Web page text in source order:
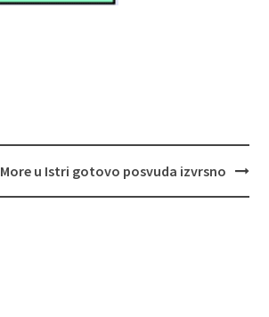
More u Istri gotovo posvuda izvrsno